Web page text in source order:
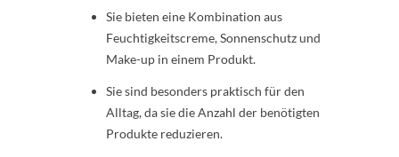
Sie bieten eine Kombination aus
Feuchtigkeitscreme, Sonnenschutz und
Make-up in einem Produkt.
Sie sind besonders praktisch für den
Alltag, da sie die Anzahl der benötigten
Produkte reduzieren.